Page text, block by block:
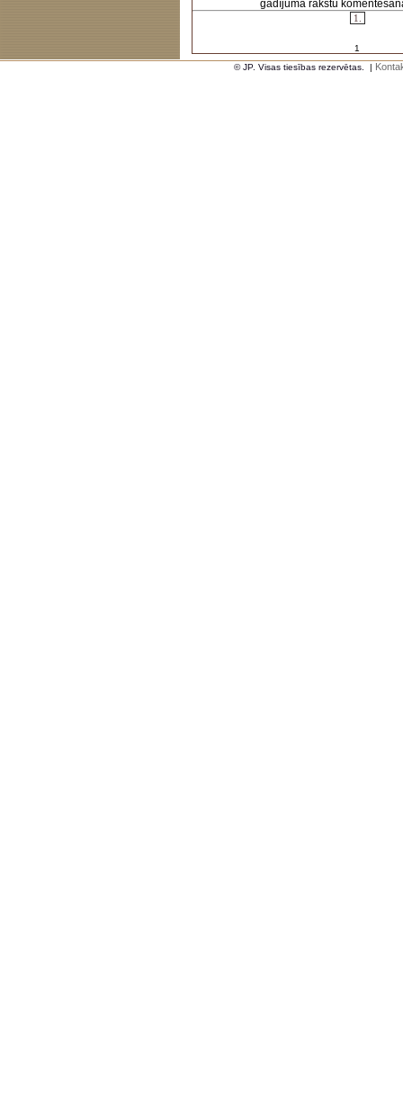
gadījumā rakstu
1.
1
© JP. Visas tiesības rezervētas.
|